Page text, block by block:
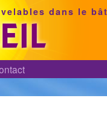
dans le